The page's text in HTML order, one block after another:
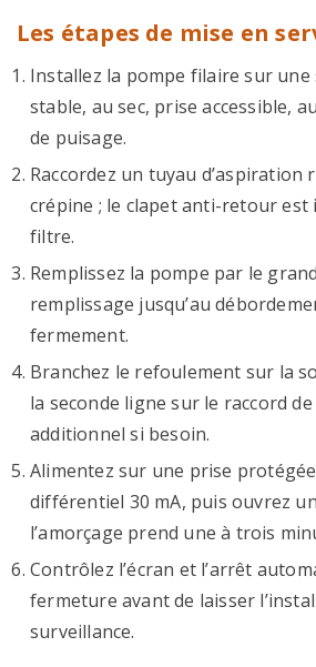
Les étapes de mise en
Installez la pompe filaire sur
stable, au sec, prise accessible,
de puisage.
Raccordez un tuyau d’aspiration
crépine ; le clapet anti-retour est
filtre.
Remplissez la pompe par le
remplissage jusqu’au
fermement.
Branchez le refoulement sur la
la seconde ligne sur le raccord
additionnel si besoin.
Alimentez sur une prise
différentiel 30 mA, puis ouvrez
l’amorçage prend une à trois
Contrôlez l’écran et l’arrêt
fermeture avant de laisser
surveillance.